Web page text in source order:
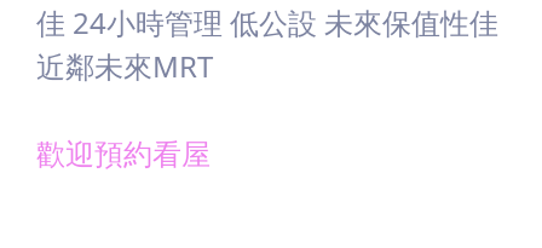
佳 24小時管理 低公設 未來保值性佳
近鄰未來MRT
歡迎預約看屋